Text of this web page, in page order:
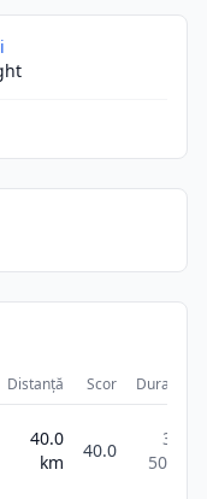
Distanță Scor Durată
40.0
km
40.0
3h
50m